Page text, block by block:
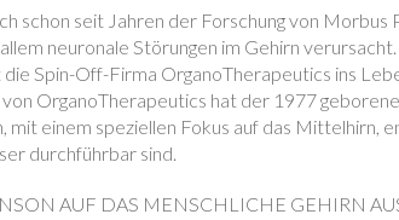
schon seit Jahren der Forschung von Morbus
neuronale Störungen im Gehirn
Spin-Off-Firma OrganoTherapeutics ins
von OrganoTherapeutics hat der 1977
mit einem speziellen Fokus auf das Mittelhirn,
durchführbar sind.
AUF DAS MENSCHLICHE GEHIRN